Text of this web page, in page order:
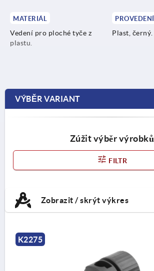
MATERIÁL
Vedení pro ploché tyče z
plastu.
PROVEDENÍ
Plast, černý.
VÝBĚR VARIANT
Zúžit výběr výrobků
FILTR
Zobrazit / skrýt výkres
K2275